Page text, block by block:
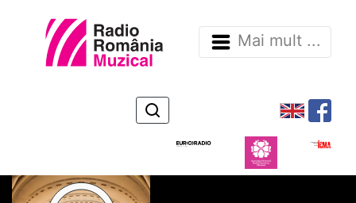
Mai mult ...